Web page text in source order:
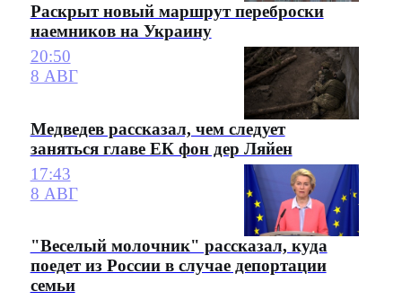
Раскрыт новый маршрут переброски
наемников на Украину
20:50
8 АВГ
Медведев рассказал, чем следует
заняться главе ЕК фон дер Ляйен
17:43
8 АВГ
"Веселый молочник" рассказал, куда
поедет из России в случае депортации
семьи